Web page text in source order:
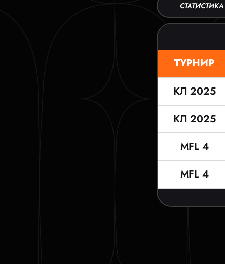
СТАТИСТИКА
ТУРНИР
КЛ 2025
КЛ 2025
MFL 4
MFL 4